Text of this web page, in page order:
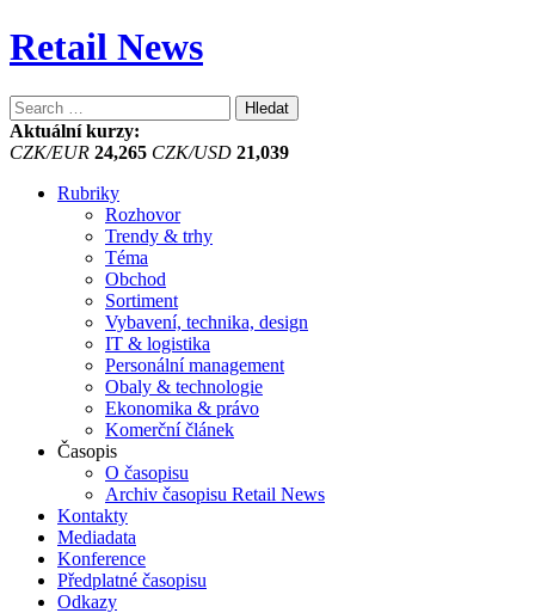
Retail News
Vyhledávání
Aktuální kurzy:
CZK/EUR 24,265 CZK/USD 21,039
Rubriky
Rozhovor
Trendy & trhy
Téma
Obchod
Sortiment
Vybavení, technika, design
IT & logistika
Personální management
Obaly & technologie
Ekonomika & právo
Komerční článek
Časopis
O časopisu
Archiv časopisu Retail News
Kontakty
Mediadata
Konference
Předplatné časopisu
Odkazy